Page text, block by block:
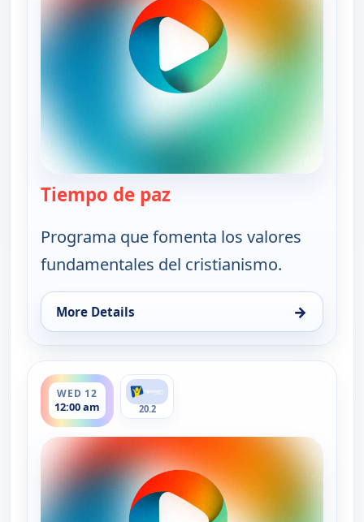
Tiempo de paz
Programa que fomenta los valores
fundamentales del cristianismo.
More Details →
for Tiempo de paz, Sun 9, 10:00 pm
WED 12
12:00 am
ends 12:30 am
20.2